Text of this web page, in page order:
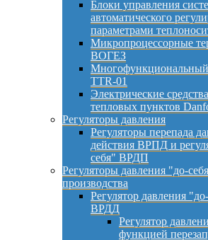
Блоки управления
автоматического
параметрами
Микропроцессорные
ВОГЕЗ
Многофункциональный
TTR-01
Электрические
тепловых пунктов
Регуляторы давления
Регуляторы перепада
действия ВРПД и
себя" ВРДП
Регуляторы давления "до-
производства
Регулятор давления
ВРДД
Регулятор
функцией